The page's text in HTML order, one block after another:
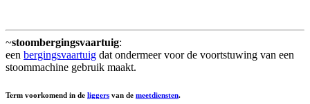
~stoombergingsvaartuig:
een bergingsvaartuig dat ondermeer voor de voortstuwing van een
stoommachine gebruik maakt.
Term voorkomend in de liggers van de meetdiensten.